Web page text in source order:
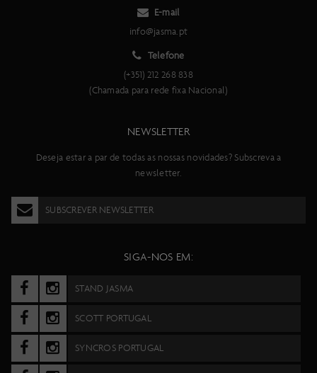
E-mail
info@jasma.pt
Telefone
(+351) 212 268 838
(Chamada para rede fixa Nacional)
NEWSLETTER
Deseja estar a par de todas as nossas novidades? Subscreva a
newsletter.
SUBSCREVER NEWSLETTER
SIGA-NOS EM:
STAND JASMA
SCOTT PORTUGAL
SYNCROS PORTUGAL